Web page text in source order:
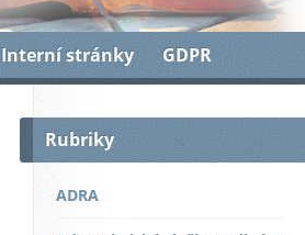
Interní stránky GDPR
Rubriky
ADRA